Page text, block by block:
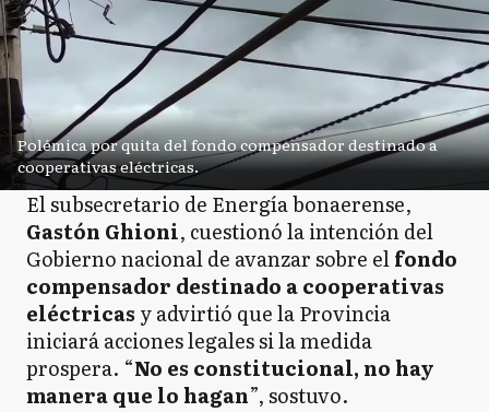
Polémica por quita del fondo compensador destinado a
cooperativas eléctricas.
El subsecretario de Energía bonaerense,
Gastón Ghioni, cuestionó la intención del
Gobierno nacional de avanzar sobre elfondo
compensador destinado a cooperativas
eléctricas y advirtió que la Provincia
iniciará acciones legales si la medida
prospera. “No es constitucional, no hay
manera que lo hagan”, sostuvo.